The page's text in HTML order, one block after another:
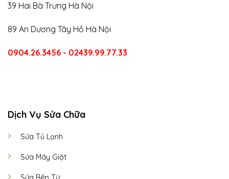
39 Hai Bà Trưng Hà Nội
89 An Dương Tây Hồ Hà Nội
0904.26.3456 - 02439.99.77.33
Dịch Vụ Sửa Chữa
Sửa Tủ Lạnh
Sửa Máy Giặt